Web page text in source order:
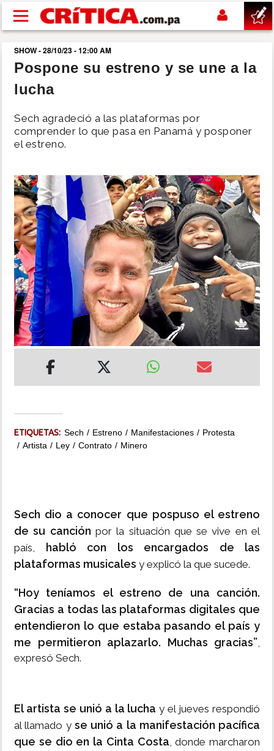
Pasar al contenido principal
buscar
SUCESOS
NACIONAL
SHOW
DEPORTES
MUNDO
INSÓLITAS
MULTIMEDIA
IMPRESO
SHOW - 28/10/23 - 12:00 AM
Pospone su estreno y se une a la
lucha
Sech agradeció a las plataformas por
comprender lo que pasa en Panamá y posponer
el estreno.
ETIQUETAS: Sech Estreno Manifestaciones
Protesta
Artista
Ley Contrato Minero
Sech dio a conocer que pospuso el estreno
de su canción por la situación que se vive en el
país, habló con los encargados de las
plataformas musicales y explicó la que sucede.
“Hoy teníamos el estreno de una canción.
Gracias a todas las plataformas digitales que
entendieron lo que estaba pasando el país y
me permitieron aplazarlo. Muchas gracias”,
expresó Sech.
El artista se unió a la lucha y el jueves respondió
al llamado y se unió a la manifestación pacífica
que se dio en la Cinta Costa, donde marcharon